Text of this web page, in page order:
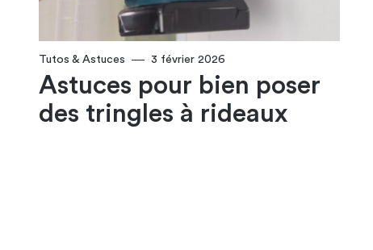
Tutos & Astuces 3 février 2026
Astuces pour bien poser
des tringles à rideaux